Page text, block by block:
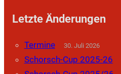
Letzte Änderungen
Termine 30. Juli 2026
Schorsch-Cup 2025-26